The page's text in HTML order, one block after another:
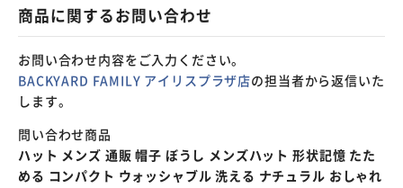
商品に関するお問い合わせ
お問い合わせ内容をご入力ください。
BACKYARD FAMILY アイリスプラザ店の担当者から返信いた
します。
問い合わせ商品
ハット メンズ 通販 帽子 ぼうし メンズハット 形状記憶 たた
める コンパクト ウォッシャブル 洗える ナチュラル おしゃれ